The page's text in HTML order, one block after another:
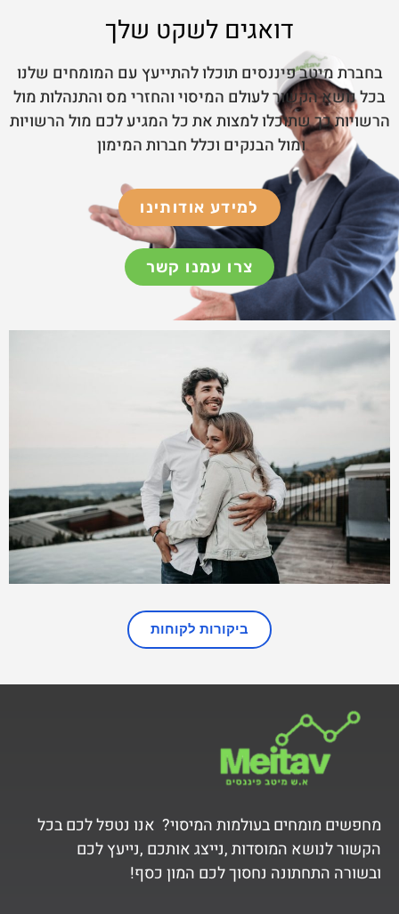
דואגים לשקט שלך
בחברת מיטב פיננסים תוכלו להתייעץ עם המומחים שלנו
בכל נושא הקשור לעולם המיסוי והחזרי מס והתנהלות מול
הרשויות כך שתוכלו למצות את כל המגיע לכם מול הרשויות
ומול הבנקים וכלל חברות המימון
למידע אודותינו
צרו עמנו קשר
ביקורות לקוחות
מחפשים מומחים בעולמות המיסוי? אנו נטפל לכם בכל
הקשור לנושא המוסדות ,נייצג אותכם ,נייעץ לכם
ובשורה התחתונה נחסוך לכם המון כסף!